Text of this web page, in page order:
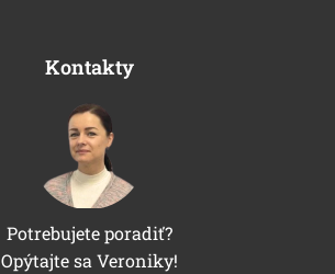
Kontakty
Potrebujete poradiť?
Opýtajte sa Veroniky!